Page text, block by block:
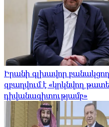
Իրանի գլխավոր
զբաղվում է «կրկնվող
դիվանագիտությամբ»